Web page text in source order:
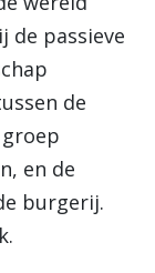
de passieve
de
en de
burgerij.